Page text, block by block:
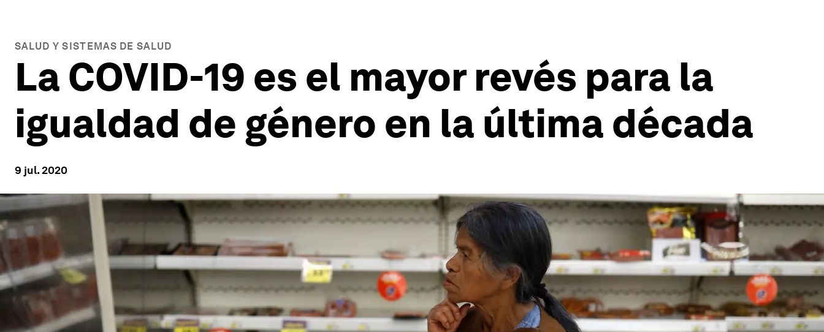
SALUD Y SISTEMAS DE SALUD
La COVID-19 es el mayor revés para la
igualdad de género en la última década
9 jul. 2020